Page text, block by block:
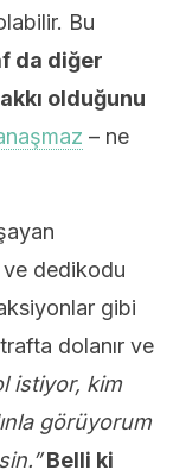
Bu
da diğer
olduğunu
– ne
dedikodu
gibi
dolanır ve
istiyor, kim
görüyorum
Belli ki